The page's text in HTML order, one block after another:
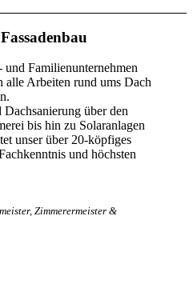
Familienunternehmen
alle Arbeiten rund ums Dach
über den
bis hin zu Solaranlagen
unser über 20-köpfiges
und höchsten
Zimmerermeister &